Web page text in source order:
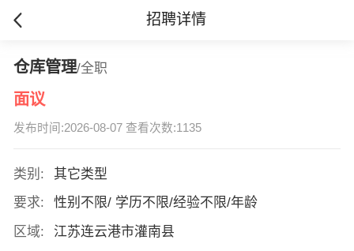
招聘详情
仓库管理/全职
面议
发布时间:2026-08-07 查看次数:1135
类别:
其它类型
要求:
性别不限/ 学历不限/经验不限/年龄
区域:
江苏连云港市灌南县